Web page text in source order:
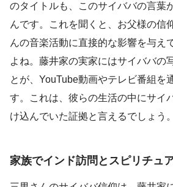
のタイトルも、このサイババの言葉
んです。これを聞くと、お父様の信
んの音楽活動に直接的な影響を与え
よね。藤井家の実家にはサイババの
とが、YouTube動画やテレビ番組を
す。これは、彼らの生活の中にサイ
け込んでいた証拠と言えるでしょう。
家族でインド訪問とスピリチュ